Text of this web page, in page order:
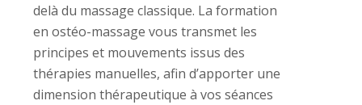
delà du massage classique. La formation
en ostéo-massage vous transmet les
principes et mouvements issus des
thérapies manuelles, afin d’apporter une
dimension thérapeutique à vos séances